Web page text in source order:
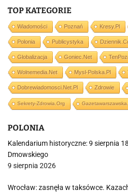
TOP KATEGORIE
Wiadomości Poznań Kresy.pl
Polonia Publicystyka
Globalizacja Goniec.net
Wolnemedia.net Mysl-Polska.pl
Dobrewiadomosci.net.pl Zdrowie
Sekrety-Zdrowia.org
POLONIA
Kalendarium historyczne: 9 sierpnia
Dmowskiego
9 sierpnia 2026
Wrocław: zasnęła w taksówce.